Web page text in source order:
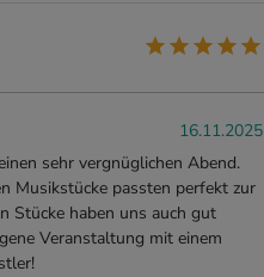
16.11.2025
sehr vergnüglichen Abend.
Musikstücke passten perfekt zur
Stücke haben uns auch gut
Veranstaltung mit einem